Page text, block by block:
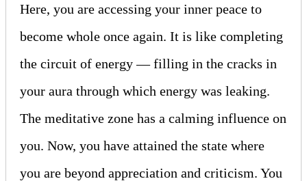
Here, you are accessing your inner peace to
become whole once again. It is like completing
the circuit of energy — filling in the cracks in
your aura through which energy was leaking.
The meditative zone has a calming influence on
you. Now, you have attained the state where
you are beyond appreciation and criticism. You